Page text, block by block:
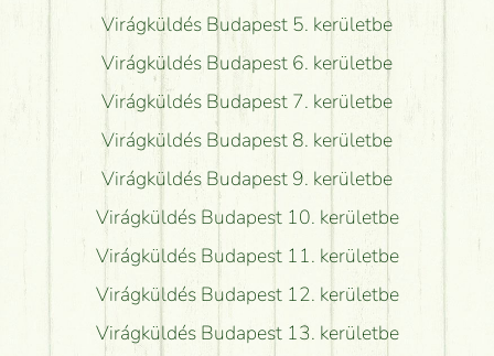
Virágküldés Budapest 5. kerületbe
Virágküldés Budapest 6. kerületbe
Virágküldés Budapest 7. kerületbe
Virágküldés Budapest 8. kerületbe
Virágküldés Budapest 9. kerületbe
Virágküldés Budapest 10. kerületbe
Virágküldés Budapest 11. kerületbe
Virágküldés Budapest 12. kerületbe
Virágküldés Budapest 13. kerületbe